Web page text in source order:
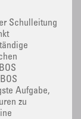
Schulleitung
Aufgabe,
zu